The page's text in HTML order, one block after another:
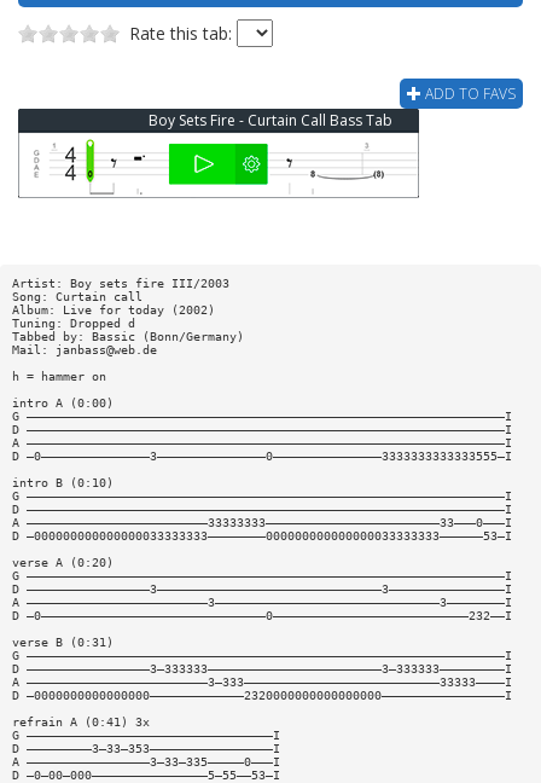
Rate this tab:
ADD TO FAVS
Boy Sets Fire - Curtain Call Bass Tab
Artist: Boy sets fire III/2003
Song: Curtain call
Album: Live for today (2002)
Tuning: Dropped d
Tabbed by: Bassic (Bonn/Germany)
Mail:
janbass@web.de
h = hammer on
intro A (0:00)
G ——————————————————————————————————————————————————————————————————I
D ——————————————————————————————————————————————————————————————————I
A ——————————————————————————————————————————————————————————————————I
D —0———————————————3———————————————0———————————————3333333333333555—I
intro B (0:10)
G ——————————————————————————————————————————————————————————————————I
D ——————————————————————————————————————————————————————————————————I
A —————————————————————————33333333————————————————————————33———0———I
D —000000000000000033333333————————000000000000000033333333——————53—I
verse A (0:20)
G ——————————————————————————————————————————————————————————————————I
D —————————————————3———————————————————————————————3————————————————I
A —————————————————————————3———————————————————————————————3————————I
D —0———————————————————————————————0———————————————————————————232——I
verse B (0:31)
G ——————————————————————————————————————————————————————————————————I
D —————————————————3—333333————————————————————————3—333333—————————I
A —————————————————————————3—333———————————————————————————33333————I
D —0000000000000000—————————————2320000000000000000—————————————————I
refrain A (0:41) 3x
G ——————————————————————————————————I
D —————————3—33—353—————————————————I
A —————————————————3—33—335—————0———I
D —0—00—000————————————————5—55——53—I